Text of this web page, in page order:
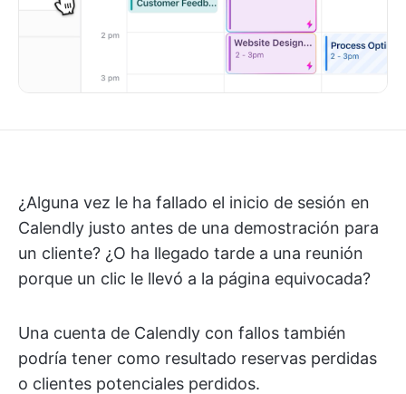
¿Alguna vez le ha fallado el inicio de sesión en
Calendly justo antes de una demostración para
un cliente? ¿O ha llegado tarde a una reunión
porque un clic le llevó a la página equivocada?
Una cuenta de Calendly con fallos también
podría tener como resultado reservas perdidas
o clientes potenciales perdidos.